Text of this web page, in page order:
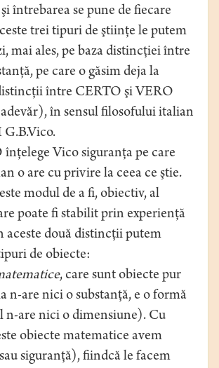
întrebarea se pune de fiecare
trei tipuri de ştiinţe le putem
mai ales, pe baza distincţiei între
pe care o găsim deja la
între CERTO şi VERO
în sensul filosofului italian
Vico siguranţa pe care
o are cu privire la ceea ce ştie.
modul de a fi, obiectiv, al
poate fi stabilit prin experienţă
aceste două distincţii putem
de obiecte:
, care sunt obiecte pur
n-are nici o substanţă, e o formă
n-are nici o dimensiune). Cu
obiecte matematice avem
siguranţă), fiindcă le facem